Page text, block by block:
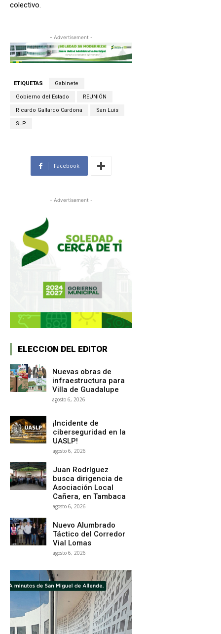
colectivo.
- Advertisement -
ETIQUETAS Gabinete
Gobierno del Estado REUNIÓN
Ricardo Gallardo Cardona San Luis
SLP
Facebook
- Advertisement -
ELECCION DEL EDITOR
Nuevas obras de
infraestructura para
Villa de Guadalupe
agosto 6, 2026
¡Incidente de
ciberseguridad en la
UASLP!
agosto 6, 2026
Juan Rodríguez
busca dirigencia de
Asociación Local
Cañera, en Tambaca
agosto 6, 2026
Nuevo Alumbrado
Táctico del Corredor
Vial Lomas
agosto 6, 2026